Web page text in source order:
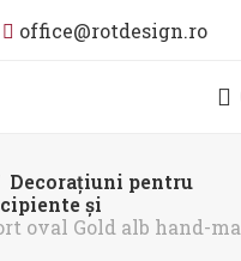
office@rotdesign.ro
Decorațiuni pentru
și
oval Gold alb hand-